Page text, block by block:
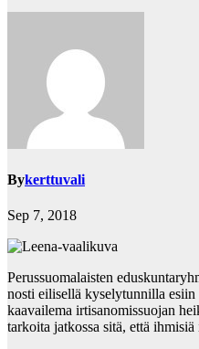
Bykerttuvali
Sep 7, 2018
Perussuomalaisten
nosti eilisellä kyselytunnilla
kaavailema irtisanomissuojan
tarkoita jatkossa sitä, että